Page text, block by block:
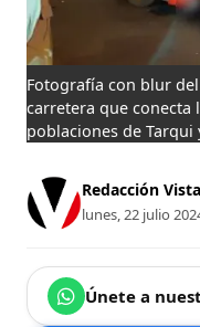
Fotografía con blur
carretera que conecta
poblaciones de Tarqui
Redacción
lunes, 22 julio
Únete a